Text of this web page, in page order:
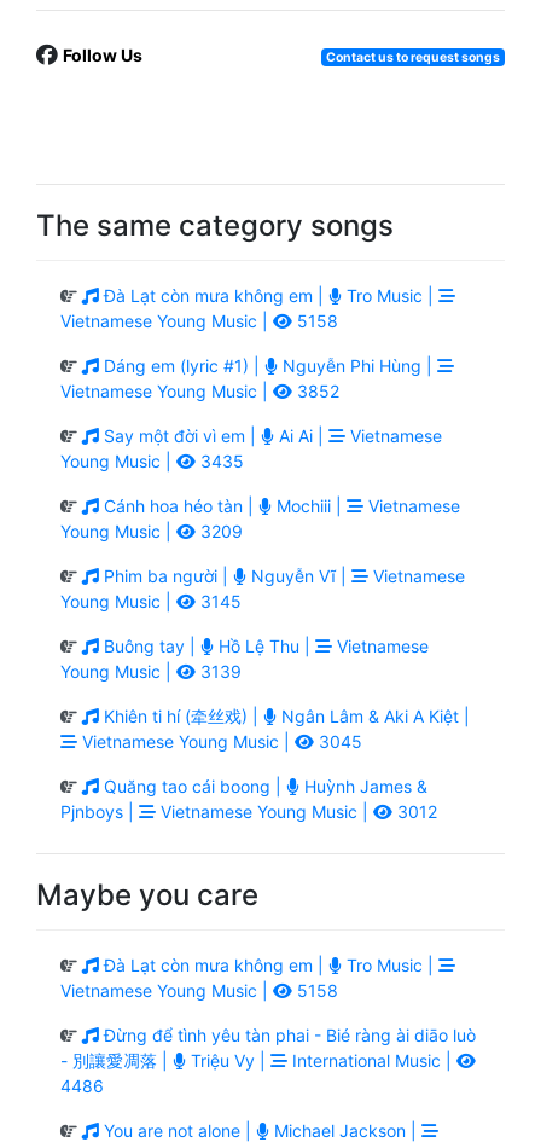
Follow Us Contact us to request songs
The same category songs
Đà Lạt còn mưa không em |
Tro Music |
Vietnamese Young Music |
5158
Dáng em (lyric #1) |
Nguyễn Phi Hùng |
Vietnamese Young Music |
3852
Say một đời vì em | Ai Ai |
Vietnamese
Young Music |
3435
Cánh hoa héo tàn | Mochiii |
Vietnamese
Young Music |
3209
Phim ba người | Nguyễn Vĩ |
Vietnamese
Young Music |
3145
Buông tay | Hồ Lệ Thu |
Vietnamese
Young Music |
3139
Khiên ti hí (牵丝戏) |
Ngân Lâm & Aki A Kiệt |
Vietnamese Young Music |
3045
Quăng tao cái boong |
Huỳnh James &
Pjnboys |
Vietnamese Young Music | 3012
Maybe you care
Đà Lạt còn mưa không em |
Tro Music |
Vietnamese Young Music |
5158
Đừng để tình yêu tàn phai - Bié ràng ài diāo luò
- 別讓愛凋落 |
Triệu Vy |
International Music |
4486
You are not alone |
Michael Jackson |